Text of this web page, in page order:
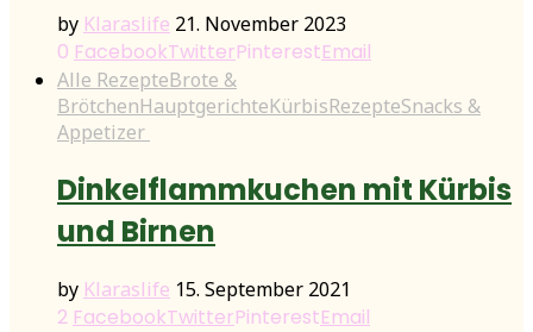
by Klaraslife 21. November 2023
0 FacebookTwitterPinterestEmail
Alle RezepteBrote &
BrötchenHauptgerichteKürbisRezepteSnacks &
Appetizer
Dinkelflammkuchen mit Kürbis
und Birnen
by Klaraslife 15. September 2021
2 FacebookTwitterPinterestEmail